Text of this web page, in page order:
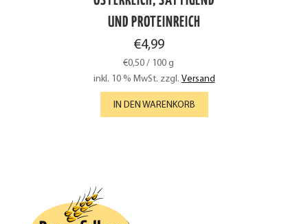
UND PROTEINREICH
€4,99
€0,50 / 100 g
inkl. 10 % MwSt. zzgl. Versand
IN DEN WARENKORB